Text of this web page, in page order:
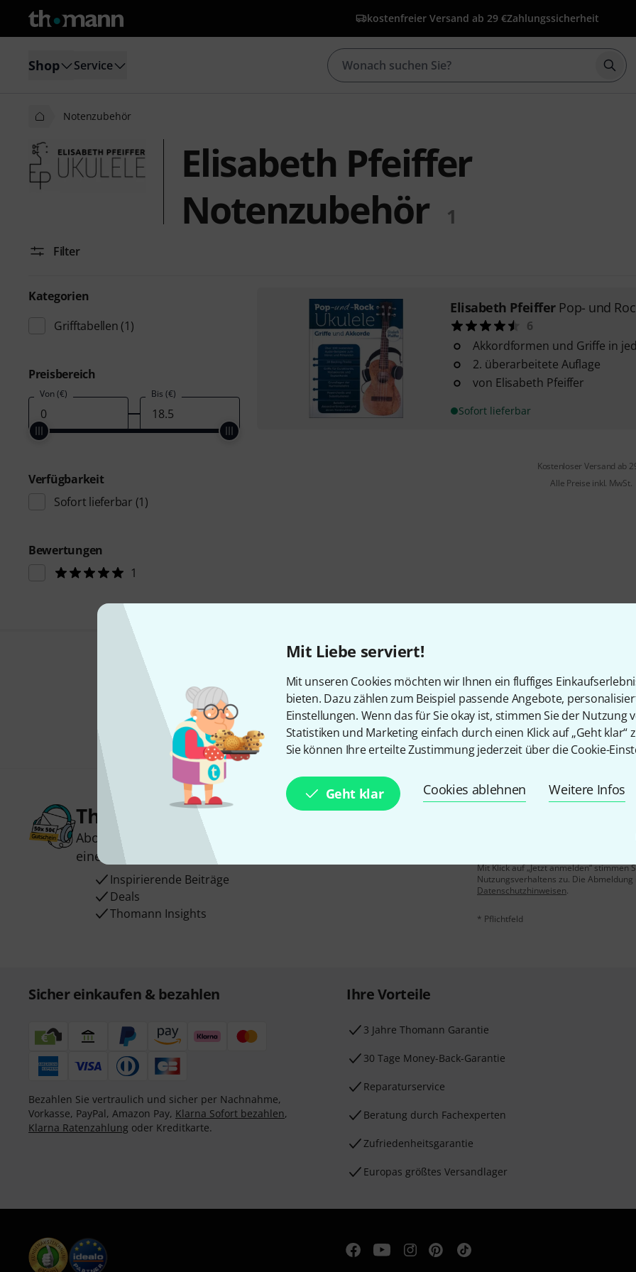
Mit Liebe serviert!
Mit unseren Cookies möchten wir Ihnen ein fluffiges
bieten. Dazu zählen zum Beispiel passende Angebote,
Einstellungen. Wenn das für Sie okay ist, stimmen Sie der Nutzung
Statistiken und Marketing einfach durch einen Klick auf „Geht klar“
Sie können Ihre erteilte Zustimmung jederzeit über die Cookie-
Geht klar Cookies ablehnen Weitere Infos
kostenfreier Versand ab 29 €Zahlungssicherheit
Shop Service
Notenzubehör
Elisabeth Pfeiffer
Notenzubehör
1
Filter
Kategorien
Grifftabellen (1)
Preisbereich
Von (€) Bis (€)
Verfügbarkeit
Sofort lieferbar (1)
Bewertungen
1
Elisabeth Pfeiffer Pop- und
6
Akkordformen und Griffe in
2. überarbeitete Auflage
von Elisabeth Pfeiffer
Sofort lieferbar
Kostenloser Versand ab
Alle Preise inkl. MwSt.
Gefällt Ihnen, was Sie sehen?
Teilen Hilfe & Feedback
Thomann Newsletter
Abonniere den Thomann Newsletter und gewinne mit etwas Glück
einen von
50 Gutscheinen
Inspirierende Beiträge
Deals
Thomann Insights
Mit Klick auf „Jetzt anmelden“ stimmen
Nutzungsverhaltens zu. Die
Datenschutzhinweisen.
* Pflichtfeld
Sicher einkaufen & bezahlen
Bezahlen Sie vertraulich und sicher per Nachnahme,
Vorkasse, PayPal, Amazon Pay, Klarna Sofort bezahlen,
Klarna Ratenzahlung oder Kreditkarte.
Ihre Vorteile
3 Jahre Thomann Garantie
30 Tage Money-Back-Garantie
Reparaturservice
Beratung durch Fachexperten
Zufriedenheitsgarantie
Europas größtes Versandlager